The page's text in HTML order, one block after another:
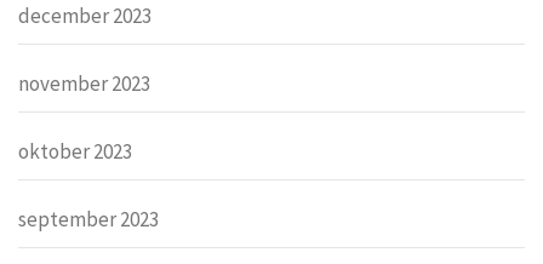
december 2023
november 2023
oktober 2023
september 2023